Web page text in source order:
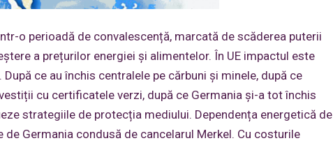
o perioadă de convalescență, marcată de scăderea puterii
a prețurilor energiei și alimentelor. În UE impactul este
ce au închis centralele pe cărbuni și minele, după ce
cu certificatele verzi, după ce Germania și-a tot închis
strategiile de protecția mediului. Dependența energetică de
Germania condusă de cancelarul Merkel. Cu costurile